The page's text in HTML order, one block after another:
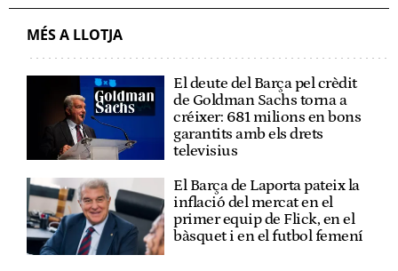
MÉS A LLOTJA
El deute del Barça pel crèdit
de Goldman Sachs torna a
créixer: 681 milions en bons
garantits amb els drets
televisius
El Barça de Laporta pateix la
inflació del mercat en el
primer equip de Flick, en el
bàsquet i en el futbol femení